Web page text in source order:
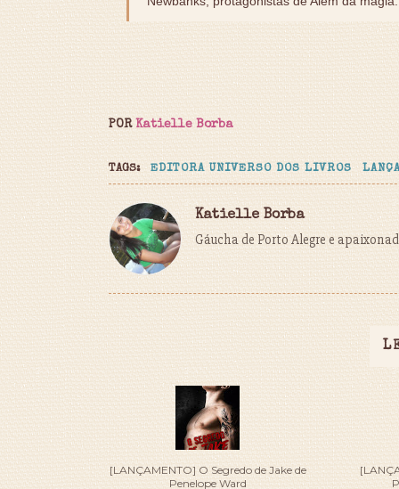
POR Katielle Borba
TAGS: EDITORA UNIVERSO DOS LIVROS
Katielle Borba
Gáucha de Porto Alegre e
[LANÇAMENTO] O Segredo de Jake de
Penelope Ward